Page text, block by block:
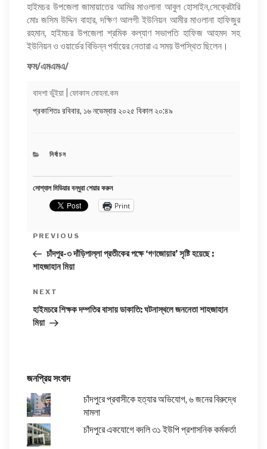
হাইমচর উপজেলা জামায়াতের আমির মাওলানা আবুল হোসাইন,সেক্রেটারি
মোঃ জসিম উদ্দিন বাহার, দক্ষিণ আলগী ইউনিয়ন আমীর মাওলানা হাফিজুর
রহমান, হাইমচর উপজেলা শ্রমিক কল্যাণ সভাপতি হাফিজ আহমদ সহ
ইউনিয়ন ও ওয়ার্ডের বিভিন্ন পর্যায়ের নেতারা এ সময় উপস্থিত ছিলেন।
ফম/এমএমএ/
বাদশা ভুঁইয়া | ফোকাস মোহনা.কম
প্রকাশিতঃরবিবার, ১৬ নভেম্বার ২০২৫ বিকাল ২০:৪৯
CATEGORIES
নির্বাচন
সোশ্যাল মিডিয়ার বন্ধুরা শেয়ার করুন
Print
Post
navigation
PREVIOUS
চাঁদপুর-৩ দাঁড়িপাল্লা প্রতীকের পক্ষে ‘গণজোয়ার’ সৃষ্টি হয়েছে :
শাহজাহান মিয়া
Next
Post
NEXT
হাইমচরে শিক্ষক দম্পতির বাসায় ডাকাতি: ঘটনাস্থলে জননেতা শাহজাহান
মিয়া
জনপ্রিয় সংবাদ
চাঁদপুরে প্রবাসীকে হত্যার অভিযোগ, ৬ জনের বিরুদ্ধে
মামলা
চাঁদপুরে একযোগে বদলি ৩১ ইউপি প্রশাসনিক কর্মকর্তা